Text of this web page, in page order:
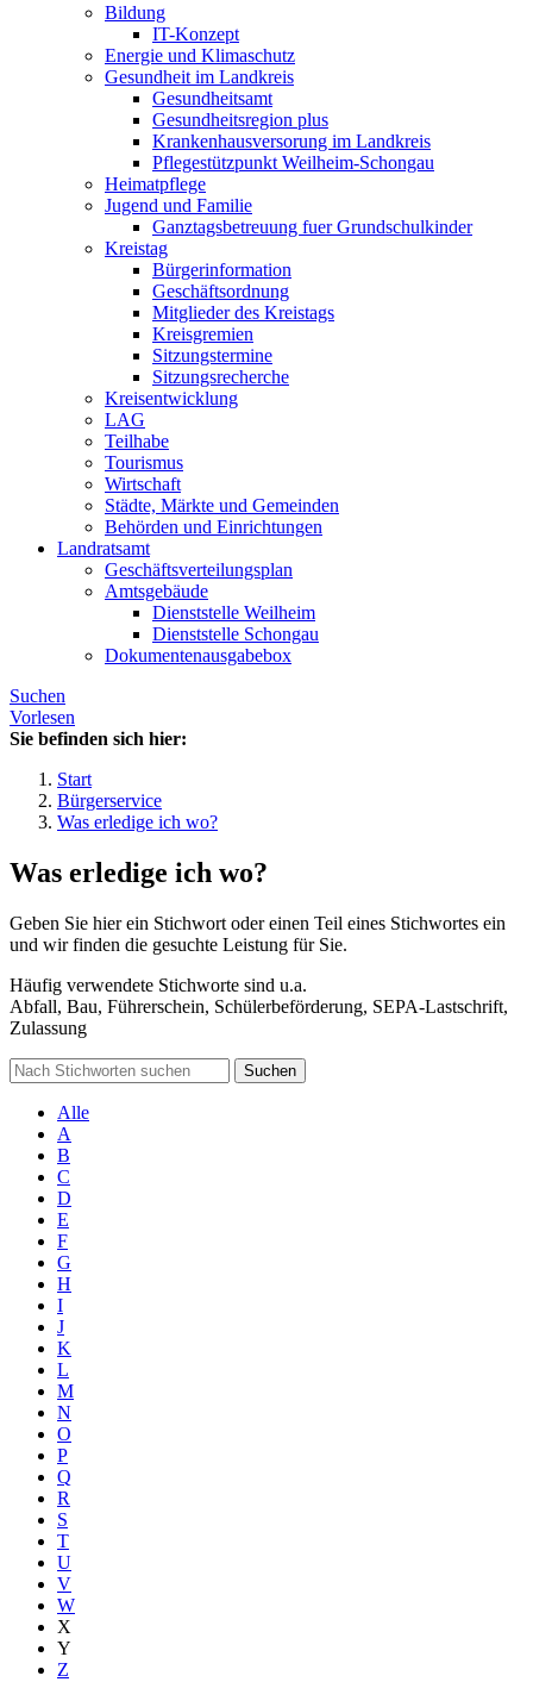
Bildung
IT-Konzept
Energie und Klimaschutz
Gesundheit im Landkreis
Gesundheitsamt
Gesundheitsregion plus
Krankenhausversorung im Landkreis
Pflegestützpunkt Weilheim-Schongau
Heimatpflege
Jugend und Familie
Ganztagsbetreuung fuer Grundschulkinder
Kreistag
Bürgerinformation
Geschäftsordnung
Mitglieder des Kreistags
Kreisgremien
Sitzungstermine
Sitzungsrecherche
Kreisentwicklung
LAG
Teilhabe
Tourismus
Wirtschaft
Städte, Märkte und Gemeinden
Behörden und Einrichtungen
Landratsamt
Geschäftsverteilungsplan
Amtsgebäude
Dienststelle Weilheim
Dienststelle Schongau
Dokumentenausgabebox
Suchen
Vorlesen
Sie befinden sich hier:
Start
Bürgerservice
Was erledige ich wo?
Was erledige ich wo?
Geben Sie hier ein Stichwort oder einen Teil eines Stichwortes ein
und wir finden die gesuchte Leistung für Sie.
Häufig verwendete Stichworte sind u.a.
Abfall, Bau, Führerschein, Schülerbeförderung, SEPA-Lastschrift,
Zulassung
Suchen
Alle
A
B
C
D
E
F
G
H
I
J
K
L
M
N
O
P
Q
R
S
T
U
V
W
X
Y
Z